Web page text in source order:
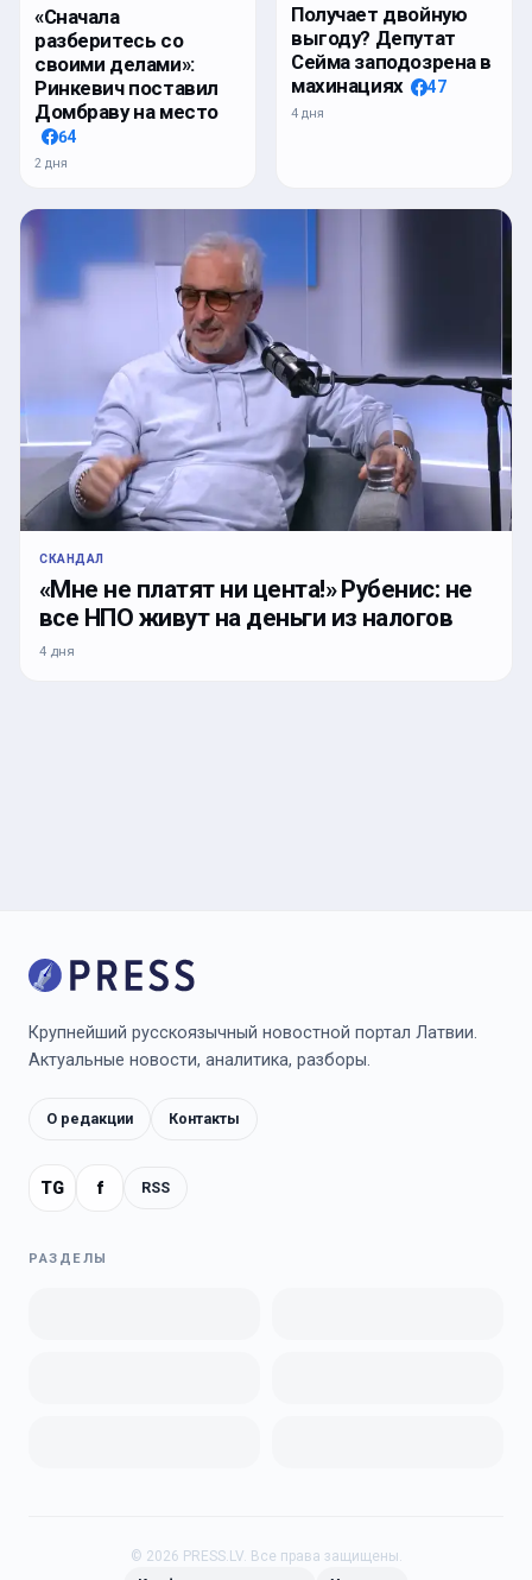
«Сначала
разберитесь со
своими делами»:
Ринкевич поставил
Домбраву на место
64
2 дня
Получает двойную
выгоду? Депутат
Сейма заподозрена в
махинациях
47
4 дня
СКАНДАЛ
«Мне не платят ни цента!» Рубенис: не
все НПО живут на деньги из налогов
4 дня
Крупнейший русскоязычный новостной портал Латвии.
Актуальные новости, аналитика, разборы.
О редакции Контакты
TG f RSS
РАЗДЕЛЫ
© 2026 PRESS.LV. Все права защищены.